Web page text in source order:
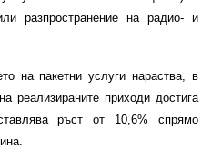
разпространение на радио- и
на пакетни услуги нараства, в
реализираните приходи достига
ръст от 10,6% спрямо